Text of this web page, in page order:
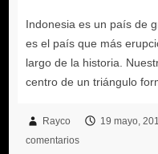
Rayco 19 mayo,
comentarios